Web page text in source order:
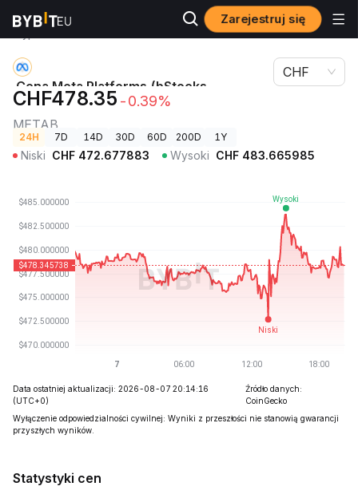
Zarejestruj się
Ceny
Cena Meta Platforms (bStocks Tokenized Stock)
Cena Meta Platforms (bStocks
Tokenized Stock)
METAB
CHF478.35 -0.39%
CHF
24H 7D 14D 30D 60D 200D 1Y
Niski CHF 472.677883 Wysoki CHF 483.665985
Data ostatniej aktualizacji: 2026-08-07 20:14:16
(UTC+0)
Źródło danych:
CoinGecko
Wyłączenie odpowiedzialności cywilnej: Wyniki z przeszłości nie stanowią gwarancji
przyszłych wyników.
Statystyki cen